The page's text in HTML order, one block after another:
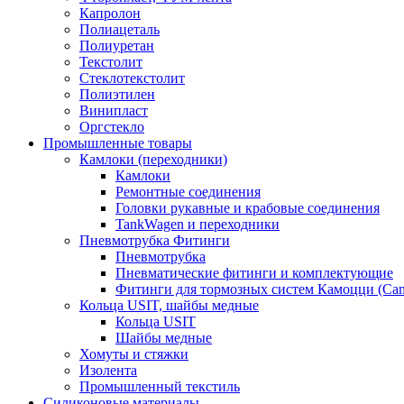
Капролон
Полиацеталь
Полиуретан
Текстолит
Стеклотекстолит
Полиэтилен
Винипласт
Оргстекло
Промышленные товары
Камлоки (переходники)
Камлоки
Ремонтные соединения
Головки рукавные и крабовые соединения
TankWagen и переходники
Пневмотрубка Фитинги
Пневмотрубка
Пневматические фитинги и комплектующие
Фитинги для тормозных систем Камоцци
Кольца USIT, шайбы медные
Кольца USIT
Шайбы медные
Хомуты и стяжки
Изолента
Промышленный текстиль